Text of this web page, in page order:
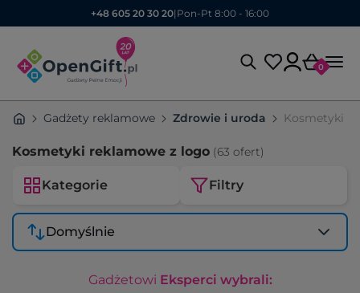
+48 605 20 30 20| Pon-Pt 8:00 - 16:00
0
Gadżety reklamowe Zdrowie i uroda Kosmetyki
Kosmetyki reklamowe z logo (63 ofert)
Kategorie Filtry
Domyślnie
Gadżetowi Eksperci wybrali: